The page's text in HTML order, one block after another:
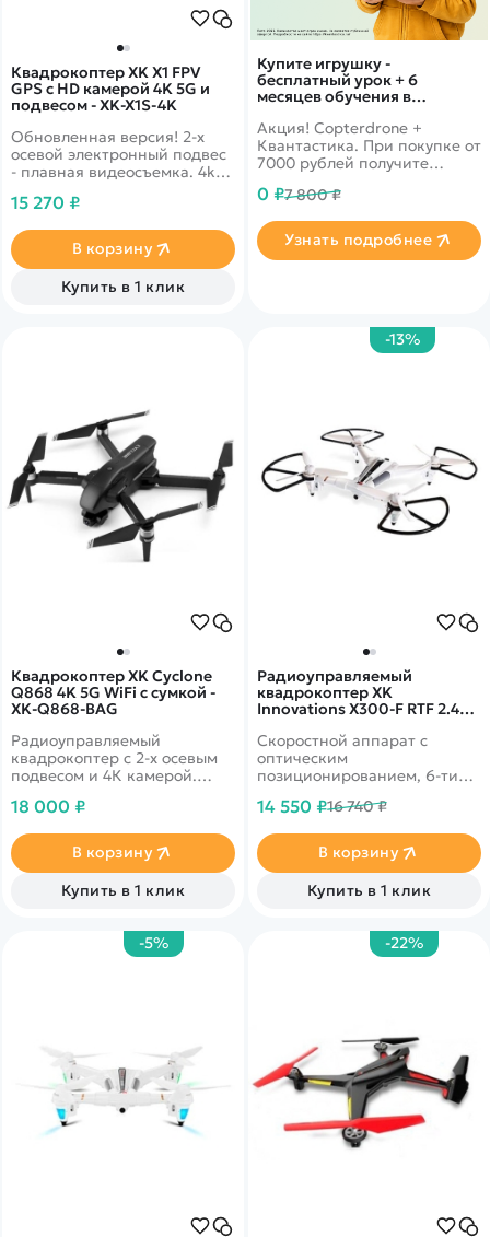
Купите игрушку -
бесплатный урок + 6
месяцев обучения в
Акция! Copterdrone +
Квантастика. При покупке от
7000 рублей получите
нашего партнера
0 ₽7 800 ₽
Узнать подробнее
Квадрокоптер XK X1 FPV
GPS c HD камерой 4K 5G и
подвесом - XK-X1S-4K
Обновленная версия! 2-х
осевой электронный подвес
- плавная видеосъемка. 4k
фактор. Дальность полета до
комплекте.
15 270 ₽
В корзину
Купить в 1 клик
Квадрокоптер XK Cyclone
Q868 4K 5G WiFi с сумкой -
XK-Q868-BAG
Радиоуправляемый
квадрокоптер с 2-х осевым
подвесом и 4К камерой.
датчиком, что позволит Вам
взлета. Дальность полета
может достигать 500 метров,
время полета - 30 минут.
18 000 ₽
В корзину
Купить в 1 клик
-13%
Радиоуправляемый
квадрокоптер XK
Innovations X300-F RTF 2.4G -
Скоростной аппарат с
оптическим
позиционированием, 6-ти
барометром
14 550 ₽16 740 ₽
В корзину
Купить в 1 клик
-5% -22%